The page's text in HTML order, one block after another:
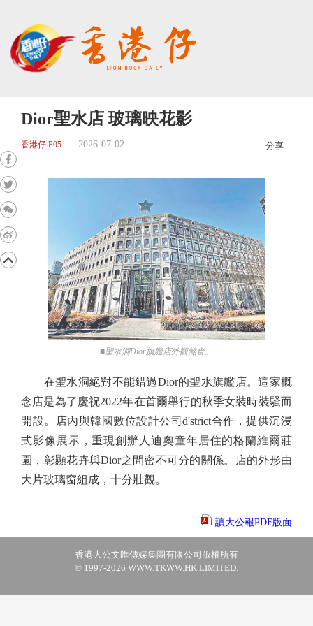
Dior聖水店 玻璃映花影
香港仔 P05 2026-07-02 分享
■聖水洞Dior旗艦店外觀煞食。
在聖水洞絕對不能錯過Dior的聖水旗艦店。這家概
念店是為了慶祝2022年在首爾舉行的秋季女裝時裝騷而
開設。店內與韓國數位設計公司d'strict合作，提供沉浸
式影像展示，重現創辦人迪奧童年居住的格蘭維爾莊
園，彰顯花卉與Dior之間密不可分的關係。店的外形由
大片玻璃窗組成，十分壯觀。
讀大公報PDF版面
香港大公文匯傳媒集團有限公司版權所有
© 1997-2026 WWW.TKWW.HK LIMITED.